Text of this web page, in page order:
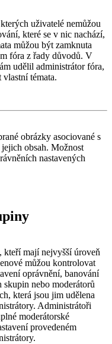
uživatelé nemůžou
které se v nic nachází,
můžou být zamknuta
fóra z řady důvodů. V
udělil administrátor fóra,
vlastní témata.
obrázky asociované s
obsah. Možnost
nastavených
kteří mají nejvyšší úroveň
můžou kontrolovat
oprávnění, banování
nebo moderátorů
která jsou jim udělena
Administrátoři
moderátorské
provedeném